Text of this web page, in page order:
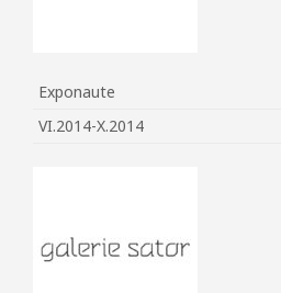
Exponaute
VI.2014-X.2014